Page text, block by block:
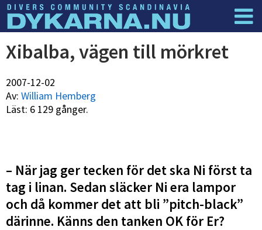
Dyknyheter Logga in
Xibalba, vägen till mörkret
2007-12-02
Av: William Hemberg
Läst: 6 129 gånger.
– När jag ger tecken för det ska Ni först ta
tag i linan. Sedan släcker Ni era lampor
och då kommer det att bli ”pitch-black”
därinne. Känns den tanken OK för Er?